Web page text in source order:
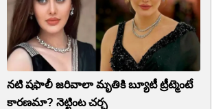
నటి షఫాలీ జరివాలా మృతికి బ్యూటీ ట్రీట్మెంటే
కారణమా? నెట్టింట చర్చ